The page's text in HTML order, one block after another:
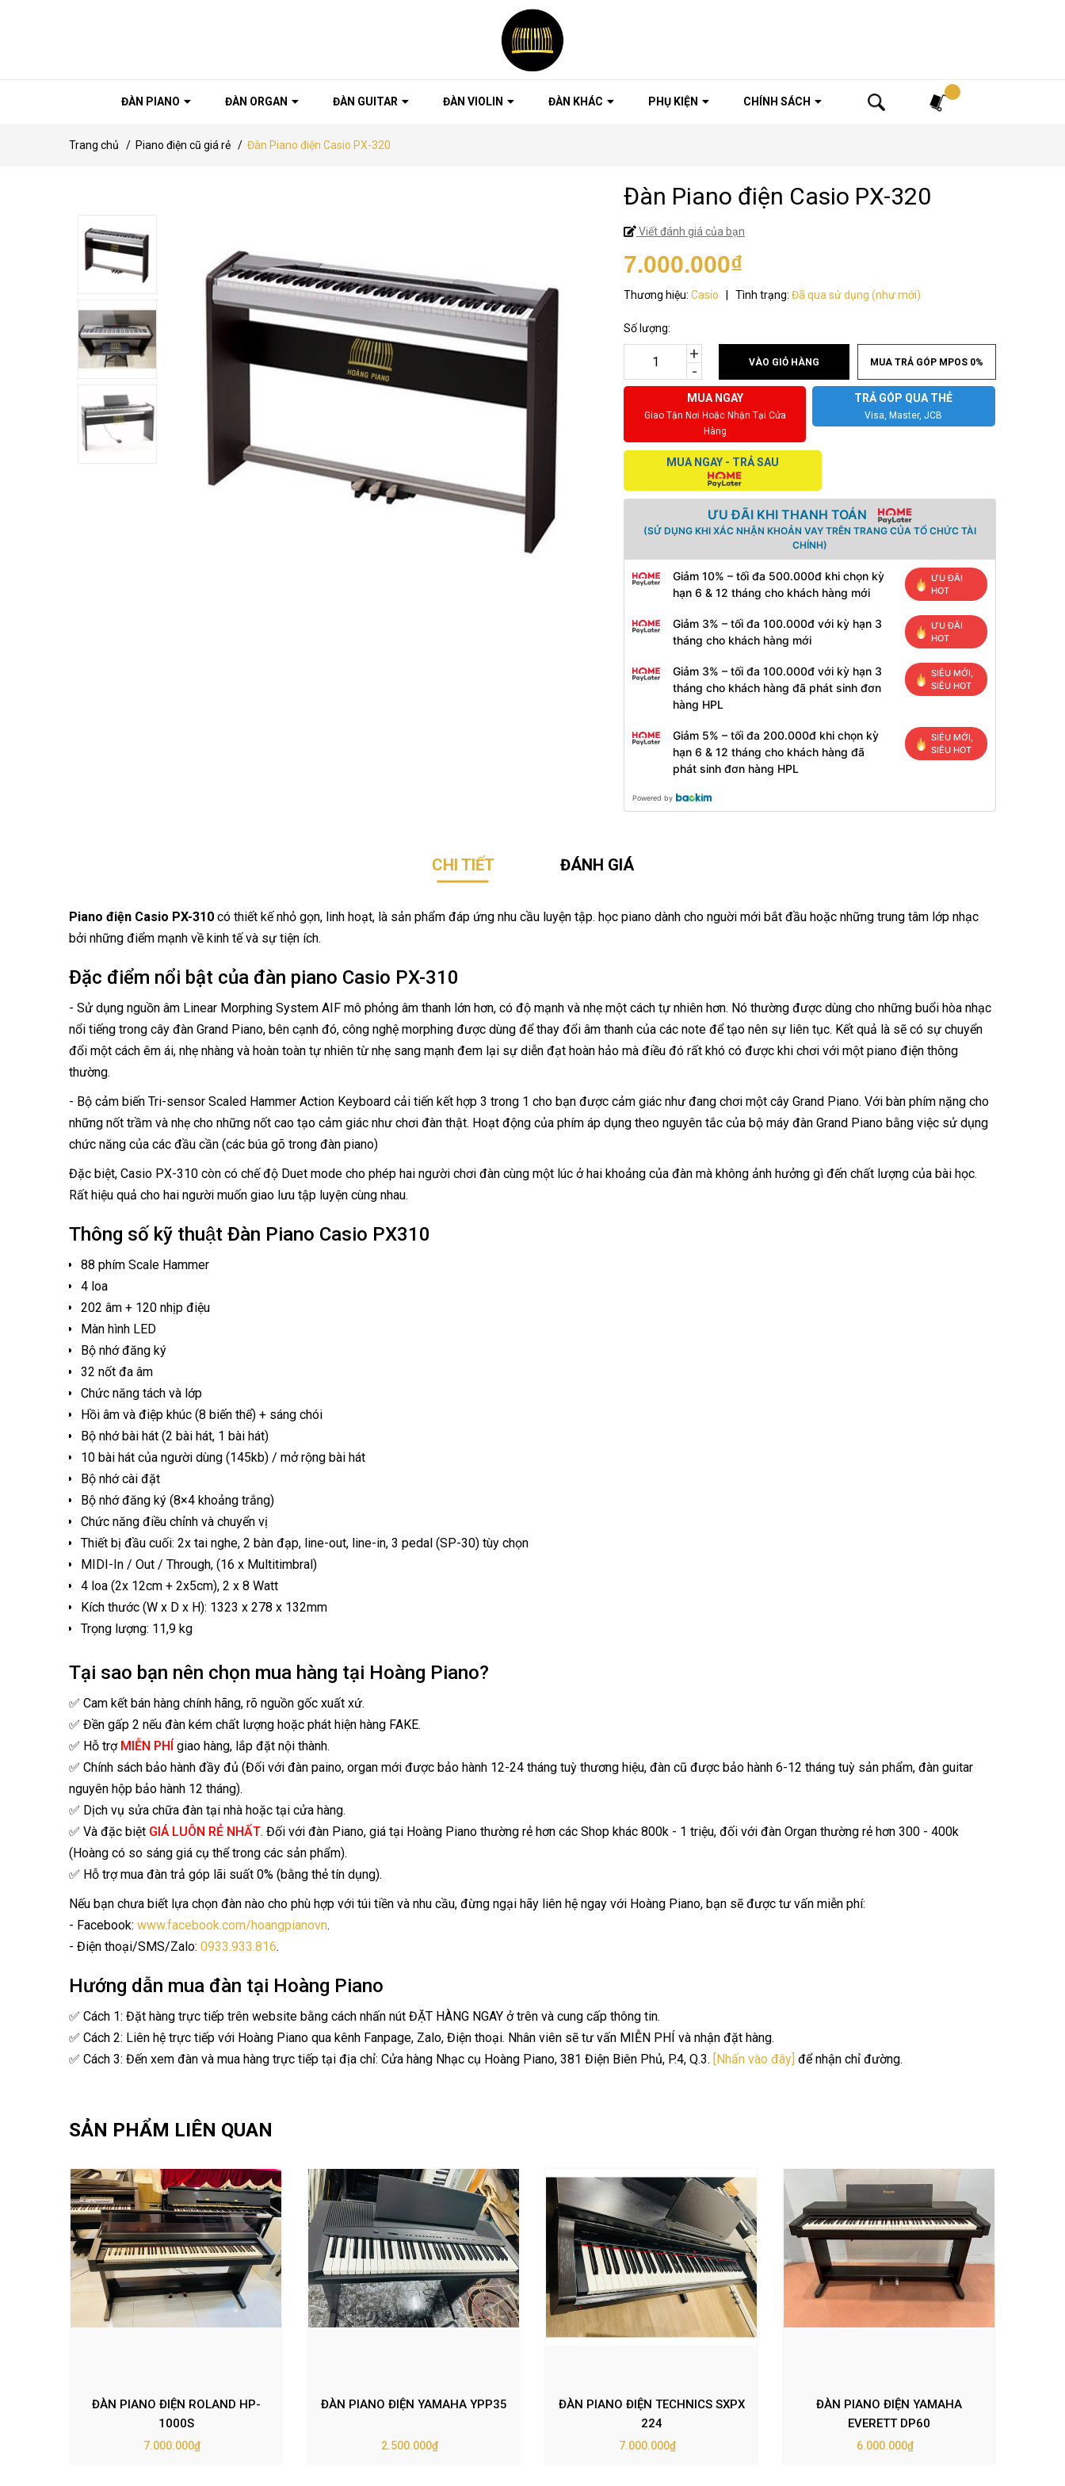
ĐÀN PIANO ĐÀN ORGAN ĐÀN GUITAR ĐÀN VIOLIN ĐÀN KHÁC PHỤ KIỆN CHÍNH SÁCH
Trang chủ / Piano điện cũ giá rẻ / Đàn Piano điện Casio PX-320
Đàn Piano điện Casio PX-320
Viết đánh giá của bạn
7.000.000₫
Thương hiệu: Casio Tình trạng: Đã qua sử dụng (như mới)
Số lượng:
-
+ VÀO GIỎ HÀNG MUA TRẢ GÓP MPOS 0%
MUA NGAY
Giao Tận Nơi Hoặc Nhận Tại Cửa
Hàng
TRẢ GÓP QUA THẺ
Visa, Master, JCB
MUA NGAY - TRẢ SAU
ƯU ĐÃI KHI THANH TOÁN
(SỬ DỤNG KHI XÁC NHẬN KHOẢN VAY TRÊN TRANG CỦA TỔ CHỨC TÀI
CHÍNH)
Giảm 10% – tối đa 500.000đ khi chọn kỳ
hạn 6 & 12 tháng cho khách hàng mới
ƯU ĐÃI
HOT
Giảm 3% – tối đa 100.000đ với kỳ hạn 3
tháng cho khách hàng mới
ƯU ĐÃI
HOT
Giảm 3% – tối đa 100.000đ với kỳ hạn 3
tháng cho khách hàng đã phát sinh đơn
hàng HPL
SIÊU MỚI,
SIÊU HOT
Giảm 5% – tối đa 200.000đ khi chọn kỳ
hạn 6 & 12 tháng cho khách hàng đã
phát sinh đơn hàng HPL
SIÊU MỚI,
SIÊU HOT
Powered by
CHI TIẾT ĐÁNH GIÁ
Piano điện Casio PX-310 có thiết kế nhỏ gọn, linh hoạt, là sản phẩm đáp ứng nhu cầu luyện tập. học piano dành cho nguời mới bắt đầu hoặc những trung tâm lớp nhạc
bởi những điểm mạnh về kinh tế và sự tiện ích.
Đặc điểm nổi bật của đàn piano Casio PX-310
- Sử dụng nguồn âm Linear Morphing System AIF mô phỏng âm thanh lớn hơn, có độ mạnh và nhẹ một cách tự nhiên hơn. Nó thường được dùng cho những buổi hòa nhạc
nổi tiếng trong cây đàn Grand Piano, bên cạnh đó, công nghệ morphing được dùng để thay đổi âm thanh của các note để tạo nên sự liên tục. Kết quả là sẽ có sự chuyển
đổi một cách êm ái, nhẹ nhàng và hoàn toàn tự nhiên từ nhẹ sang mạnh đem lại sự diễn đạt hoàn hảo mà điều đó rất khó có được khi chơi với một piano điện thông
thường.
- Bộ cảm biến Tri-sensor Scaled Hammer Action Keyboard cải tiến kết hợp 3 trong 1 cho bạn được cảm giác như đang chơi một cây Grand Piano. Với bàn phím nặng cho
những nốt trầm và nhẹ cho những nốt cao tạo cảm giác như chơi đàn thật. Hoạt động của phím áp dụng theo nguyên tắc của bộ máy đàn Grand Piano bằng việc sử dụng
chức năng của các đầu cần (các búa gõ trong đàn piano)
Đặc biệt, Casio PX-310 còn có chế độ Duet mode cho phép hai người chơi đàn cùng một lúc ở hai khoảng của đàn mà không ảnh hưởng gì đến chất lượng của bài học.
Rất hiệu quả cho hai người muốn giao lưu tập luyện cùng nhau.
Thông số kỹ thuật Đàn Piano Casio PX310
88 phím Scale Hammer
4 loa
202 âm + 120 nhịp điệu
Màn hình LED
Bộ nhớ đăng ký
32 nốt đa âm
Chức năng tách và lớp
Hồi âm và điệp khúc (8 biến thể) + sáng chói
Bộ nhớ bài hát (2 bài hát, 1 bài hát)
10 bài hát của người dùng (145kb) / mở rộng bài hát
Bộ nhớ cài đặt
Bộ nhớ đăng ký (8×4 khoảng trắng)
Chức năng điều chỉnh và chuyển vị
Thiết bị đầu cuối: 2x tai nghe, 2 bàn đạp, line-out, line-in, 3 pedal (SP-30) tùy chọn
MIDI-In / Out / Through, (16 x Multitimbral)
4 loa (2x 12cm + 2x5cm), 2 x 8 Watt
Kích thước (W x D x H): 1323 x 278 x 132mm
Trọng lượng: 11,9 kg
Tại sao bạn nên chọn mua hàng tại Hoàng Piano?
✅ Cam kết bán hàng chính hãng, rõ nguồn gốc xuất xứ.
✅ Đền gấp 2 nếu đàn kém chất lượng hoặc phát hiện hàng FAKE.
✅ Hỗ trợ MIỄN PHÍ giao hàng, lắp đặt nội thành.
✅ Chính sách bảo hành đầy đủ (Đối với đàn paino, organ mới được bảo hành 12-24 tháng tuỳ thương hiệu, đàn cũ được bảo hành 6-12 tháng tuỳ sản phẩm, đàn guitar
nguyên hộp bảo hành 12 tháng).
✅ Dịch vụ sửa chữa đàn tại nhà hoặc tại cửa hàng.
✅ Và đặc biệt GIÁ LUÔN RẺ NHẤT. Đối với đàn Piano, giá tại Hoàng Piano thường rẻ hơn các Shop khác 800k - 1 triệu, đối với đàn Organ thường rẻ hơn 300 - 400k
(Hoàng có so sáng giá cụ thể trong các sản phẩm).
✅ Hỗ trợ mua đàn trả góp lãi suất 0% (bằng thẻ tín dụng).
Nếu bạn chưa biết lựa chọn đàn nào cho phù hợp với túi tiền và nhu cầu, đừng ngại hãy liên hệ ngay với Hoàng Piano, bạn sẽ được tư vấn miễn phí:
- Facebook: www.facebook.com/hoangpianovn.
- Điện thoại/SMS/Zalo: 0933.933.816.
Hướng dẫn mua đàn tại Hoàng Piano
✅ Cách 1: Đặt hàng trực tiếp trên website bằng cách nhấn nút ĐẶT HÀNG NGAY ở trên và cung cấp thông tin.
✅ Cách 2: Liên hệ trực tiếp với Hoàng Piano qua kênh Fanpage, Zalo, Điện thoại. Nhân viên sẽ tư vấn MIỄN PHÍ và nhận đặt hàng.
✅ Cách 3: Đến xem đàn và mua hàng trực tiếp tại địa chỉ: Cửa hàng Nhạc cụ Hoàng Piano, 381 Điện Biên Phủ, P.4, Q.3. [Nhấn vào đây] để nhận chỉ đường.
SẢN PHẨM LIÊN QUAN
ĐÀN PIANO ĐIỆN ROLAND HP-
1000S
7.000.000₫
ĐÀN PIANO ĐIỆN YAMAHA YPP35
2.500.000₫
ĐÀN PIANO ĐIỆN TECHNICS SXPX
224
7.000.000₫
ĐÀN PIANO ĐIỆN YAMAHA
EVERETT DP60
6.000.000₫